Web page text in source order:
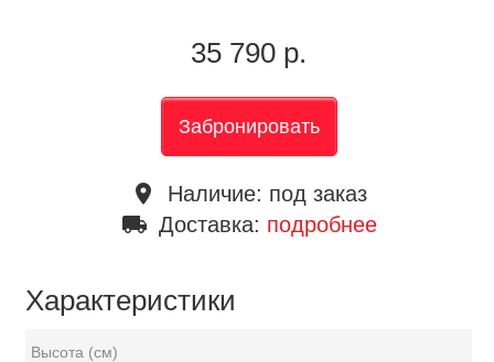
35 790 р.
Забронировать
place Наличие: под заказ
local_shipping Доставка: подробнее
Характеристики
Высота (см)